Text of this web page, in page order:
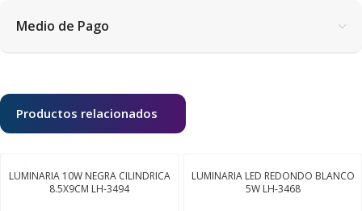
Medio de Pago
Productos relacionados
LUMINARIA 10W NEGRA CILINDRICA
8.5X9CM LH-3494
LUMINARIA LED REDONDO BLANCO
5W LH-3468